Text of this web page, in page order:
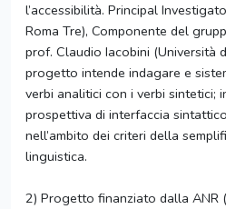
l’accessibilità. Principal
Roma Tre), Componente del
prof. Claudio Iacobini (Università
progetto intende indagare e
verbi analitici con i verbi sintetici;
prospettiva di interfaccia
nell’ambito dei criteri della
linguistica.
2) Progetto finanziato dalla ANR